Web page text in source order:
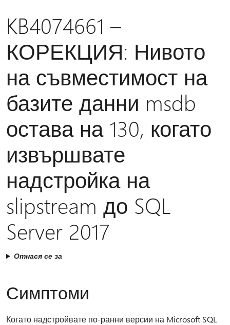
KB4074661 –
КОРЕКЦИЯ: Нивото
на съвместимост на
базите данни msdb
остава на 130, когато
извършвате
надстройка на
slipstream до SQL
Server 2017
Отнася се за
Симптоми
Когато надстройвате по-ранни версии на Microsoft SQL